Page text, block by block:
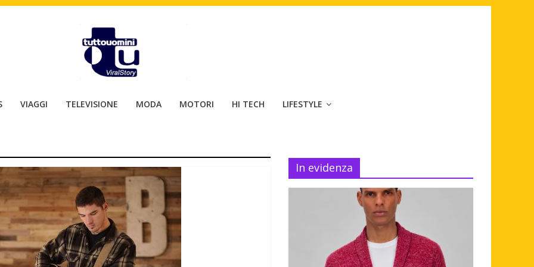
VIAGGI TELEVISIONE MODA MOTORI HI TECH LIFESTYLE
In evidenza